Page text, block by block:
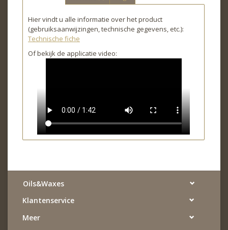
Hier vindt u alle informatie over het product
(gebruiksaanwijzingen, technische gegevens, etc.):
Technische fiche
Of bekijk de applicatie video:
Oils&Waxes
Klantenservice
Meer